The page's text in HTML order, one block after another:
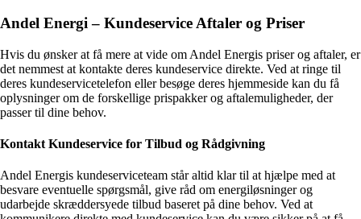
Andel Energi – Kundeservice Aftaler og Priser
Hvis du ønsker at få mere at vide om Andel Energis priser og aftaler, er
det nemmest at kontakte deres kundeservice direkte. Ved at ringe til
deres kundeservicetelefon eller besøge deres hjemmeside kan du få
oplysninger om de forskellige prispakker og aftalemuligheder, der
passer til dine behov.
Kontakt Kundeservice for Tilbud og Rådgivning
Andel Energis kundeserviceteam står altid klar til at hjælpe med at
besvare eventuelle spørgsmål, give råd om energiløsninger og
udarbejde skræddersyede tilbud baseret på dine behov. Ved at